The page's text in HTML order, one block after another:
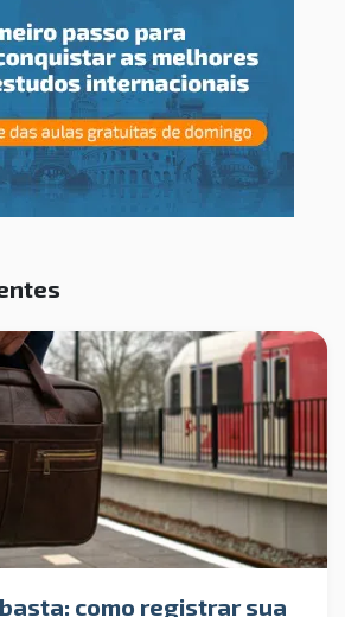
como registrar sua